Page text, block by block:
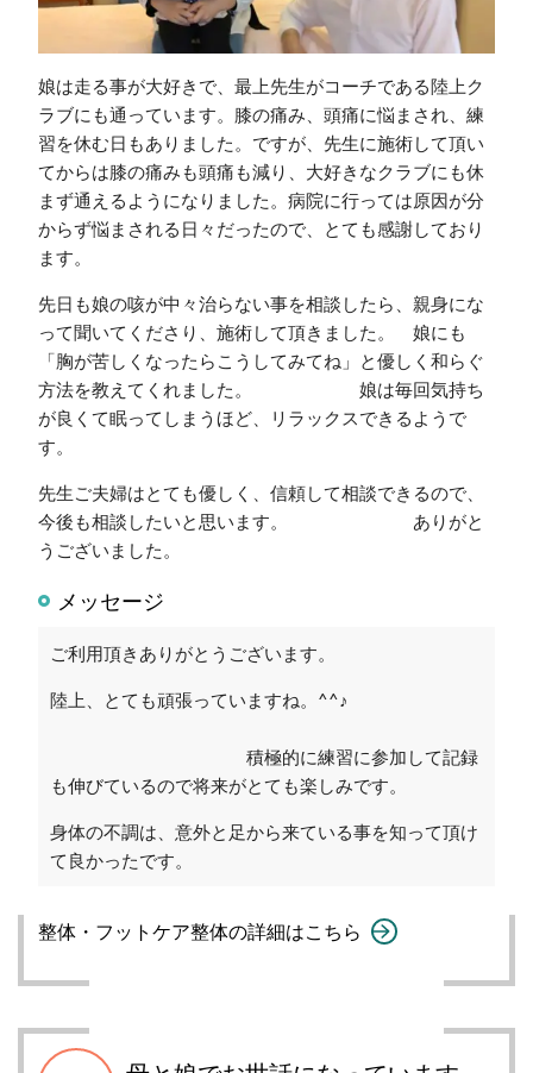
娘は走る事が大好きで、最上先生がコーチである陸上ク
ラブにも通っています。膝の痛み、頭痛に悩まされ、練
習を休む日もありました。ですが、先生に施術して頂い
てからは膝の痛みも頭痛も減り、大好きなクラブにも休
まず通えるようになりました。病院に行っては原因が分
からず悩まされる日々だったので、とても感謝しており
ます。
先日も娘の咳が中々治らない事を相談したら、親身にな
って聞いてくださり、施術して頂きました。 娘にも
「胸が苦しくなったらこうしてみてね」と優しく和らぐ
方法を教えてくれました。 娘は毎回気持ち
が良くて眠ってしまうほど、リラックスできるようで
す。
先生ご夫婦はとても優しく、信頼して相談できるので、
今後も相談したいと思います。 ありがと
うございました。
メッセージ
ご利用頂きありがとうございます。
陸上、とても頑張っていますね。^^♪
積極的に練習に参加して記録
も伸びているので将来がとても楽しみです。
身体の不調は、意外と足から来ている事を知って頂け
て良かったです。
整体・フットケア整体の詳細はこちら